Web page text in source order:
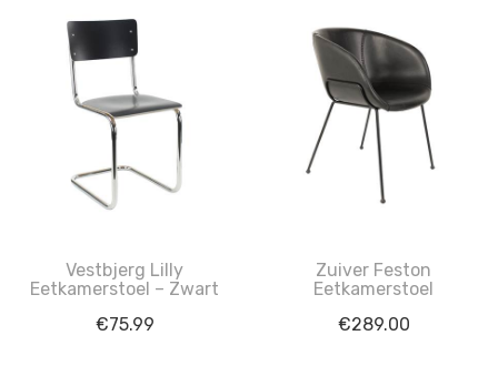
Vestbjerg Lilly
Eetkamerstoel – Zwart
€75.99
Zuiver Feston
Eetkamerstoel
€289.00